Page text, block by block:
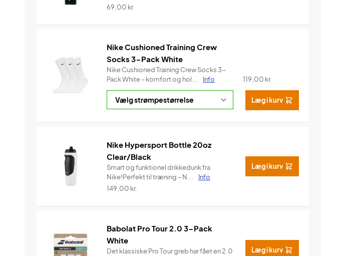
69,00 kr.
Nike Cushioned Training Crew
Socks 3-Pack White
Nike Cushioned Training Crew Socks 3-
Pack White – komfort og hol...
Info 119,00 kr.
Læg i kurv
Nike Hypersport Bottle 20oz
Clear/Black
Smart og funktionel drikkedunk fra
Nike!Perfekt til træning – N...
Info
149,00 kr.
Læg i kurv
Babolat Pro Tour 2.0 3-Pack
White
Det klassiske Pro Tour greb har fået en 2.0
Læg i kurv